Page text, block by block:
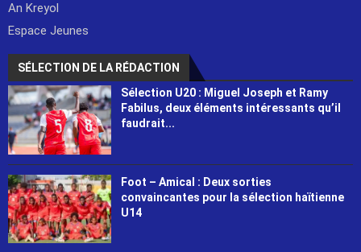
An Kreyol
Espace Jeunes
SÉLECTION DE LA RÉDACTION
Sélection U20 : Miguel Joseph et Ramy
Fabilus, deux éléments intéressants qu’il
faudrait...
Foot – Amical : Deux sorties
convaincantes pour la sélection haïtienne
U14